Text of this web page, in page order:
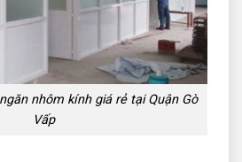
nhôm kính giá rẻ tại Quận Gò
Vấp